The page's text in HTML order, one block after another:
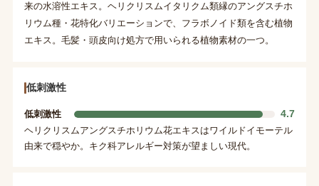
来の水溶性エキス。ヘリクリスムイタリクム類縁のアングスチホ
リウム種・花特化バリエーションで、フラボノイド類を含む植物
エキス。毛髪・頭皮向け処方で用いられる植物素材の一つ。
低刺激性
低刺激性 4.7
ヘリクリスムアングスチホリウム花エキスはワイルドイモーテル
由来で穏やか。キク科アレルギー対策が望ましい現代。